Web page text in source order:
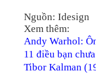
Nguồn: Idesign
Xem thêm:
Andy Warhol:
11 điều bạn
Tibor Kalman